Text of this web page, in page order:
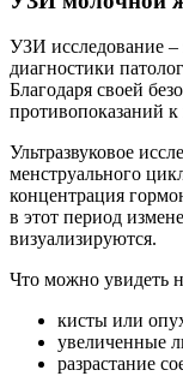
УЗИ исследование –
диагностики
Благодаря своей
противопоказаний
Ультразвуковое
менструального
концентрация
в этот период
визуализируются.
Что можно увидеть
кисты или
увеличенные
разрастание